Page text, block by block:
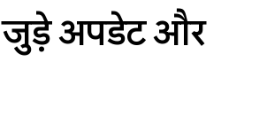
जुड़े अपडेट और